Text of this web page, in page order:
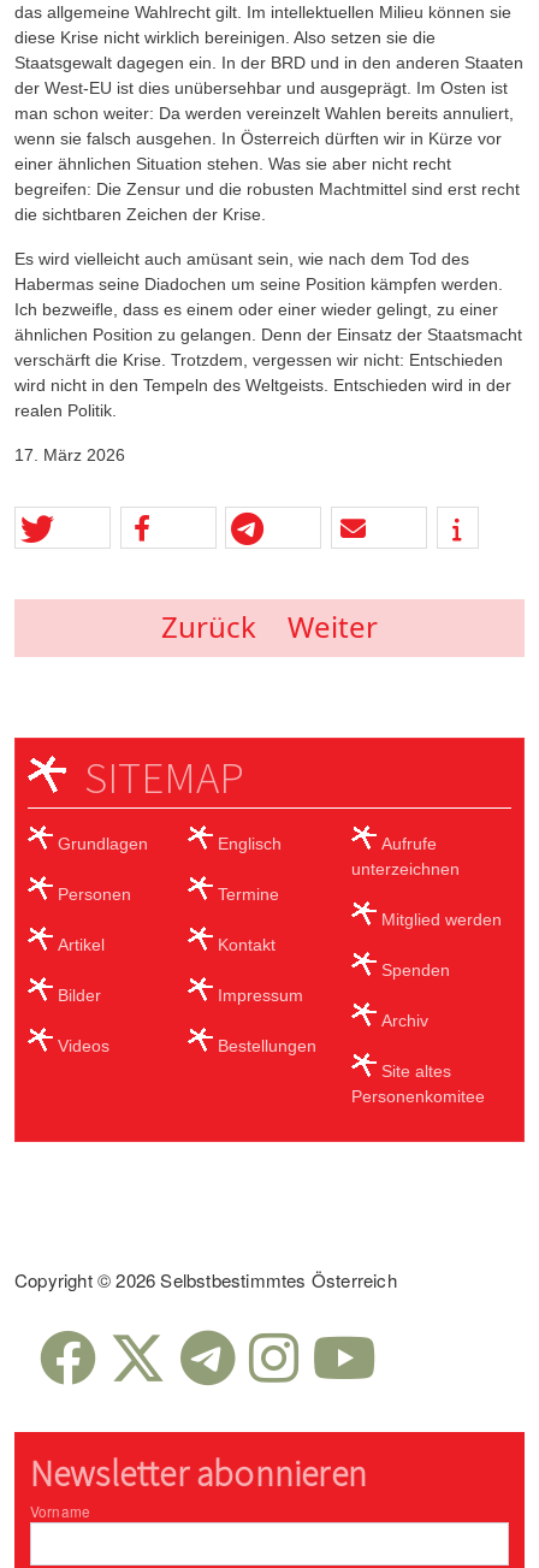
das allgemeine Wahlrecht gilt. Im intellektuellen Milieu können sie
diese Krise nicht wirklich bereinigen. Also setzen sie die
Staatsgewalt dagegen ein. In der BRD und in den anderen Staaten
der West-EU ist dies unübersehbar und ausgeprägt. Im Osten ist
man schon weiter: Da werden vereinzelt Wahlen bereits annuliert,
wenn sie falsch ausgehen. In Österreich dürften wir in Kürze vor
einer ähnlichen Situation stehen. Was sie aber nicht recht
begreifen: Die Zensur und die robusten Machtmittel sind erst recht
die sichtbaren Zeichen der Krise.
Es wird vielleicht auch amüsant sein, wie nach dem Tod des
Habermas seine Diadochen um seine Position kämpfen werden.
Ich bezweifle, dass es einem oder einer wieder gelingt, zu einer
ähnlichen Position zu gelangen. Denn der Einsatz der Staatsmacht
verschärft die Krise. Trotzdem, vergessen wir nicht: Entschieden
wird nicht in den Tempeln des Weltgeists. Entschieden wird in der
realen Politik.
17. März 2026
Zurück Weiter
SITEMAP
Grundlagen
Personen
Artikel
Bilder
Videos
Englisch
Termine
Kontakt
Impressum
Bestellungen
Aufrufe
unterzeichnen
Mitglied werden
Spenden
Archiv
Site altes
Personenkomitee
Copyright © 2026 Selbstbestimmtes Österreich
Newsletter abonnieren
Vorname